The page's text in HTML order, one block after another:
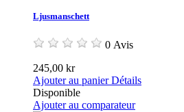
Ljusmanschett
0 Avis
245,00 kr
Ajouter au panier Détails
Disponible
Ajouter au comparateur